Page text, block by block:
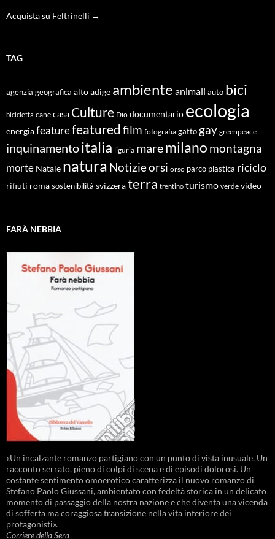
Acquista su Feltrinelli →
TAG
agenzia geografica alto adige ambiente animali auto bici
bicicletta cane casa Culture Dio documentario ecologia
energiafeaturefeaturedfilm fotografia gatto gay greenpeace
inquinamentoitalia liguria maremilano montagna
morte Natale natura Notizieorsi orso parco plastica riciclo
rifiuti roma sostenibilità svizzeraterra trentino turismo verde video
FARÀ NEBBIA
«Un incalzante romanzo partigiano con un punto di vista inusuale. Un
racconto serrato, pieno di colpi di scena e di episodi dolorosi. Un
costante sentimento omoerotico caratterizza il nuovo romanzo di
Stefano Paolo Giussani, ambientato con fedeltà storica in un delicato
momento di passaggio della nostra nazione e che diventa una vicenda
di sofferta ma coraggiosa transizione nella vita interiore dei
protagonisti».
Corriere della Sera